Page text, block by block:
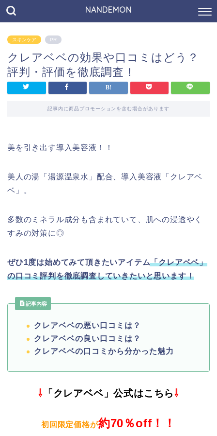
NANDEMON
スキンケア PR
クレアベベの効果や口コミはどう？
評判・評価を徹底調査！
記事内に商品プロモーションを含む場合があります
美を引き出す導入美容液！！
美人の湯「湯源温泉水」配合、導入美容液「クレアベ
ベ」。
多数のミネラル成分も含まれていて、肌への浸透やく
すみの対策に◎
ぜひ1度は始めてみて頂きたいアイテム「クレアベベ」
の口コミ評判を徹底調査していきたいと思います！
記事内容
クレアベベの悪い口コミは？
クレアベベの良い口コミは？
クレアベベの口コミから分かった魅力
⇩ 「クレアベベ」公式はこちら⇩
初回限定価格が約70％off！！